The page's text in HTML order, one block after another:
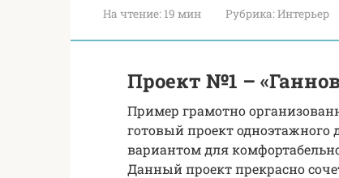
На чтение: 19 мин Рубрика:Интерьер
Проект №1 –
Пример грамотно
готовый проект
вариантом для
Данный проект прекрасно